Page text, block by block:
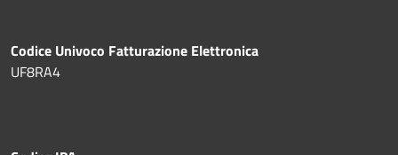
Codice Univoco Fatturazione Elettronica
UF8RA4